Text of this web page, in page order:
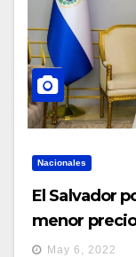
Nacionales
El Salvador
menor
May 6, 2022